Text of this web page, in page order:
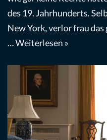
des 19. Jahrhunderts.
New York, verlor frau
…Weiterlesen »